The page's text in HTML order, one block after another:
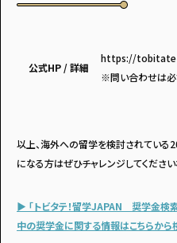
公式HP / 詳細
https://
※問い合わせは必
以上、海外への留学を検討されてい
になる方はぜひチャレンジしてください
▶ 「トビタテ！留学JAPAN 奨学金検
中の奨学金に関する情報はこちらから